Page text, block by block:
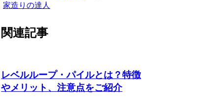
家造りの達人
関連記事
レベルループ・パイルとは？特徴
やメリット、注意点をご紹介